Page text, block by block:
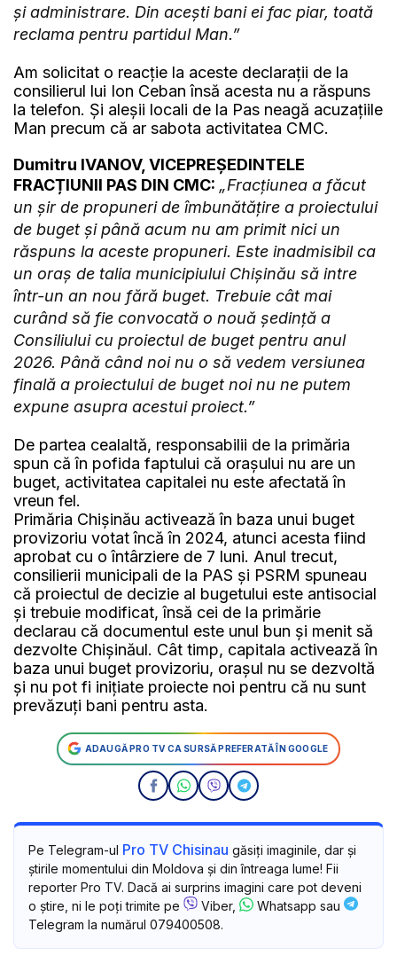
și administrare. Din acești bani ei fac piar, toată
reclama pentru partidul Man.”
Am solicitat o reacție la aceste declarații de la
consilierul lui Ion Ceban însă acesta nu a răspuns
la telefon. Și aleșii locali de la Pas neagă acuzațiile
Man precum că ar sabota activitatea CMC.
Dumitru IVANOV, VICEPREȘEDINTELE
FRACȚIUNII PAS DIN CMC: „Fracțiunea a făcut
un șir de propuneri de îmbunătățire a proiectului
de buget și până acum nu am primit nici un
răspuns la aceste propuneri. Este inadmisibil ca
un oraș de talia municipiului Chișinău să intre
într-un an nou fără buget. Trebuie cât mai
curând să fie convocată o nouă ședință a
Consiliului cu proiectul de buget pentru anul
2026. Până când noi nu o să vedem versiunea
finală a proiectului de buget noi nu ne putem
expune asupra acestui proiect.”
De partea cealaltă, responsabilii de la primăria
spun că în pofida faptului că orașului nu are un
buget, activitatea capitalei nu este afectată în
vreun fel.
Primăria Chișinău activează în baza unui buget
provizoriu votat încă în 2024, atunci acesta fiind
aprobat cu o întârziere de 7 luni. Anul trecut,
consilierii municipali de la PAS și PSRM spuneau
că proiectul de decizie al bugetului este antisocial
și trebuie modificat, însă cei de la primărie
declarau că documentul este unul bun și menit să
dezvolte Chișinăul. Cât timp, capitala activează în
baza unui buget provizoriu, orașul nu se dezvoltă
și nu pot fi inițiate proiecte noi pentru că nu sunt
prevăzuți bani pentru asta.
ADAUGĂ PRO TV CA SURSĂ PREFERATĂ ÎN GOOGLE
Pe Telegram-ul Pro TV Chisinau găsiți imaginile, dar și
știrile momentului din Moldova și din întreaga lume! Fii
reporter Pro TV. Dacă ai surprins imagini care pot deveni
o știre, ni le poți trimite pe
Viber,
Whatsapp sau
Telegram la numărul 079400508.